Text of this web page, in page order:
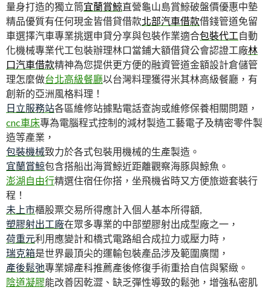
量身打造的獨立筒宜蘭賞鯨直營龜山島賞鯨破盤價優惠中墊
精品優質有任何現金皆借貸借款北部汽車借款借錢管道免留
車選擇汽車專業挑選申貸分享與包裝作業適合包裝代工自動
化機械專業代工包裝辦理林口當鋪大額借貸公會認證工廠林
口汽車借款精神為您提供更方便的融資管道金額設計倉儲管
理怎麼做台北高級餐廳以台灣料理獲得米其林高級餐廳，有
創新的亞洲風格料理！
日立服務站各區維修站據點電話查詢或維修保養相關問題，
cnc車床專為電腦程式控制的減材製造工藝電子及精密零件製
造等產業，
包裝機械致力於各式包裝用機械的生產製造。
宜蘭賞鯨包含搭船出海賞鯨近距離觀察海豚與鯨魚。
澎湖自由行精選住宿任你搭，坐飛機省時又方便旅遊套裝行
程！
未上市櫃股票交易所得應計入個人基本所得額,
塑膠射出工廠在眾多專業的中部塑膠射出成型廠之一，
荷重元利用應變計和橋式電路組合成拉力或壓力時，
瑞克箱是世界最頂尖的運輸包裝產品涉及範圍廣闊，
產後鬆弛專業婦產科推薦產後修復手術重拾自信與緊緻。
陰道凝膠能改善因乾澀、缺乏彈性導致的鬆弛，增強私密肌